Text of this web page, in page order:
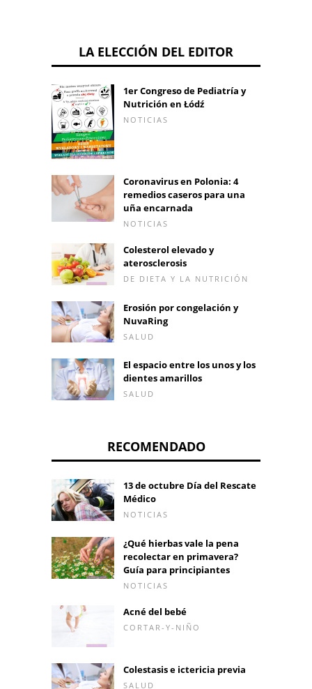
LA ELECCIÓN DEL EDITOR
1er Congreso de Pediatría y
Nutrición en Łódź
NOTICIAS
Coronavirus en Polonia: 4
remedios caseros para una
uña encarnada
NOTICIAS
Colesterol elevado y
aterosclerosis
DE DIETA Y LA NUTRICIÓN
Erosión por congelación y
NuvaRing
SALUD
El espacio entre los unos y los
dientes amarillos
SALUD
RECOMENDADO
13 de octubre Día del Rescate
Médico
NOTICIAS
¿Qué hierbas vale la pena
recolectar en primavera?
Guía para principiantes
NOTICIAS
Acné del bebé
CORTAR-Y-NIÑO
Colestasis e ictericia previa
SALUD